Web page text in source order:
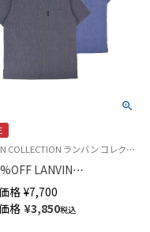
LANVIN COLLECTION ランバン コレクション メンズ パジャマ ギフト プレゼント
LANVIN
しじら楊柳 半袖
ス【M・Lサイズ】 メンズ
格 ¥7,700
格 ¥3,850税込